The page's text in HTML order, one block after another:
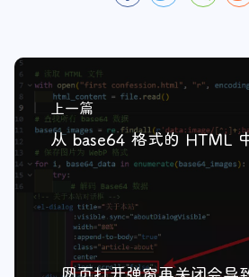
上一篇
从 base64 格式的 HTML